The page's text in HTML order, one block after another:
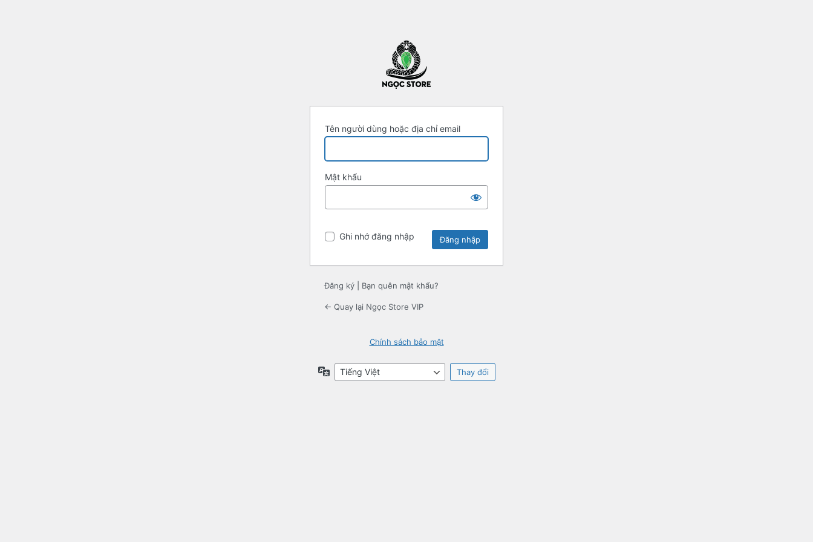
Tên người dùng hoặc địa chỉ email
Mật khẩu
Ghi nhớ đăng nhập
Đăng ký Bạn quên mật khẩu?
← Quay lại Ngọc Store VIP
Chính sách bảo mật
Ngôn
ngữ